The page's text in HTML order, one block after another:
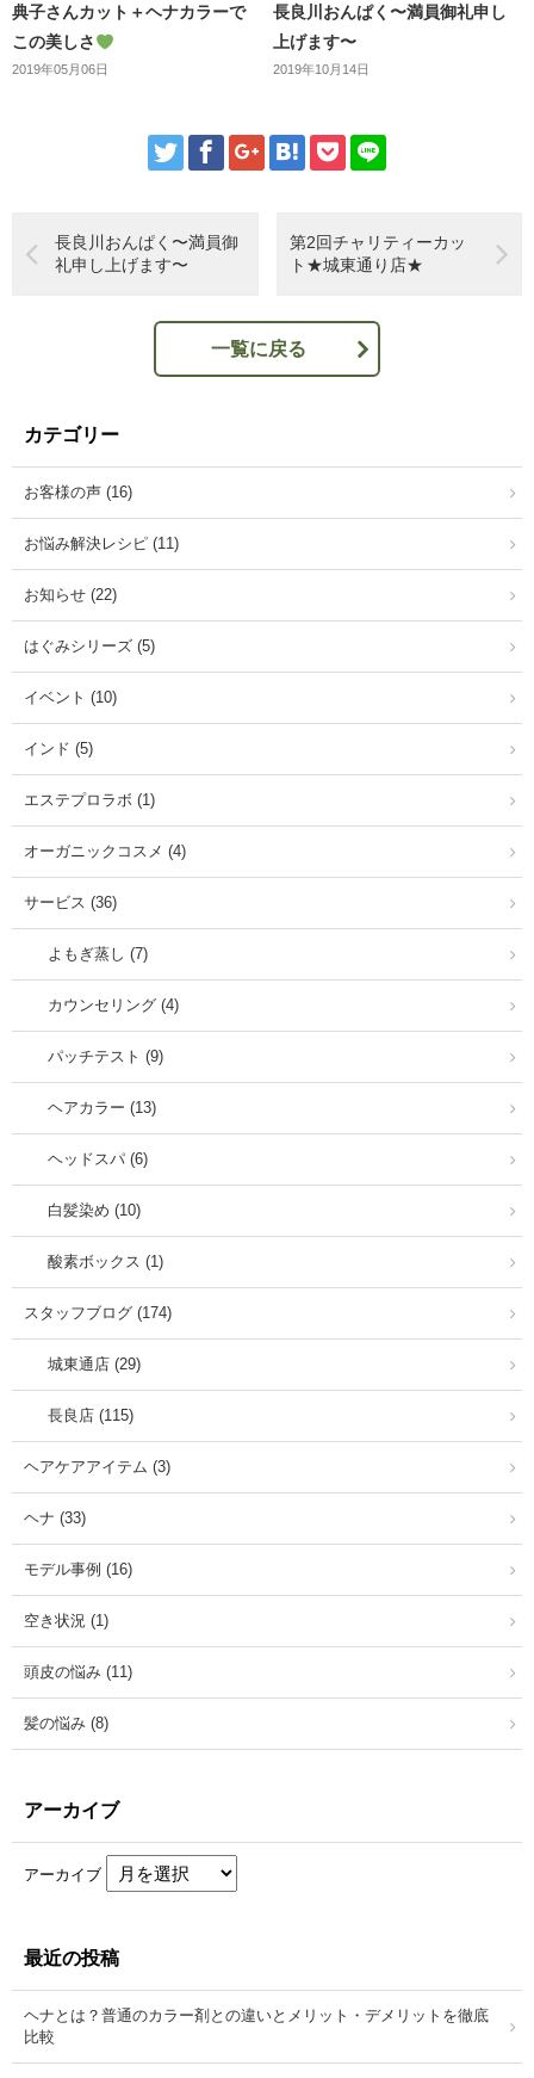
典子さんカット＋ヘナカラーで
この美しさ
2019年05月06日
長良川おんぱく〜満員御礼申し
上げます〜
2019年10月14日
長良川おんぱく〜満員御
礼申し上げます〜
第2回チャリティーカッ
ト★城東通り店★
一覧に戻る
カテゴリー
お客様の声 (16)
お悩み解決レシピ (11)
お知らせ (22)
はぐみシリーズ (5)
イベント (10)
インド (5)
エステプロラボ (1)
オーガニックコスメ (4)
サービス (36)
よもぎ蒸し (7)
カウンセリング (4)
パッチテスト (9)
ヘアカラー (13)
ヘッドスパ (6)
白髪染め (10)
酸素ボックス (1)
スタッフブログ (174)
城東通店 (29)
長良店 (115)
ヘアケアアイテム (3)
ヘナ (33)
モデル事例 (16)
空き状況 (1)
頭皮の悩み (11)
髪の悩み (8)
アーカイブ
アーカイブ
最近の投稿
ヘナとは？普通のカラー剤との違いとメリット・デメリットを徹底
比較